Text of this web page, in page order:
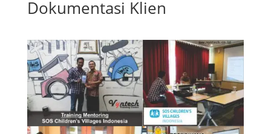
Dokumentasi Klien